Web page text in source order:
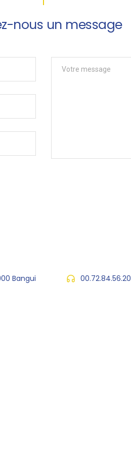
nous un message
Bangui 00.72.84.56.20